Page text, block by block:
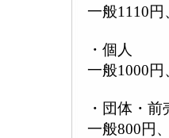
一般1110円
・個人
一般1000円
・団体・
一般800円